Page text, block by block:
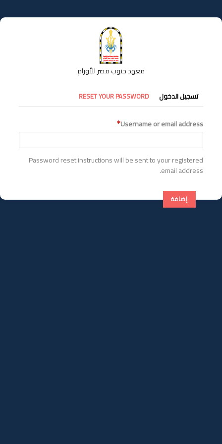
إلى
المحتوى
معهد جنوب مصر للأورام
التبويبات
الأساسية
تسجيل الدخول RESET YOUR PASSWORD
Username or email address
Password reset instructions will be sent to your registered
email address.